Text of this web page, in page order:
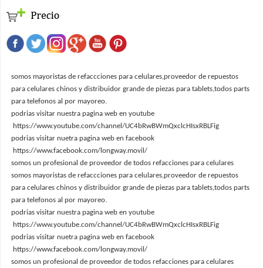
somos mayoristas de refaccciones para celulares,proveedor de repuestos
para celulares chinos y distribuidor grande de piezas para tablets,todos parts
para telefonos al por mayoreo.
podrias visitar nuestra pagina web en youtube
https://www.youtube.com/channel/UC4bRwBWmQxclcHIsxRBLFig
podrias visitar nuetra pagina web en facebook
https://www.facebook.com/longway.movil/
somos un profesional de proveedor de todos refacciones para celulares
somos mayoristas de refaccciones para celulares,proveedor de repuestos
para celulares chinos y distribuidor grande de piezas para tablets,todos parts
para telefonos al por mayoreo.
podrias visitar nuestra pagina web en youtube
https://www.youtube.com/channel/UC4bRwBWmQxclcHIsxRBLFig
podrias visitar nuetra pagina web en facebook
https://www.facebook.com/longway.movil/
somos un profesional de proveedor de todos refacciones para celulares